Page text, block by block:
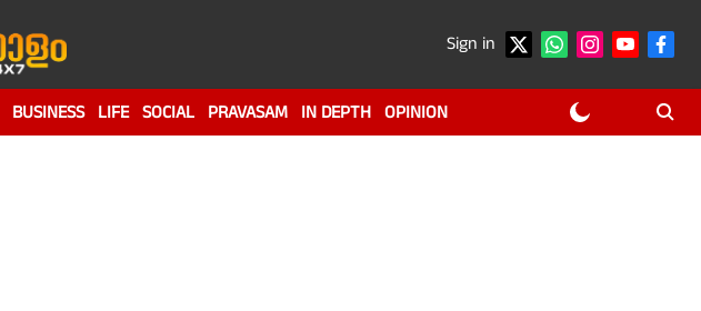
Sign in
BUSINESS LIFE SOCIAL PRAVASAM IN DEPTH OPINION